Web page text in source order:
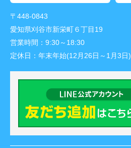
〒448-0843
愛知県刈谷市新栄町６丁目19
営業時間： 9:30～18:30
定休日： 年末年始(12月26日～1月3日)